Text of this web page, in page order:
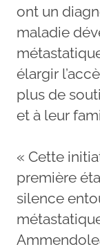
ont un
maladie
élargir
plus de
et à leur
« Cette
première
silence